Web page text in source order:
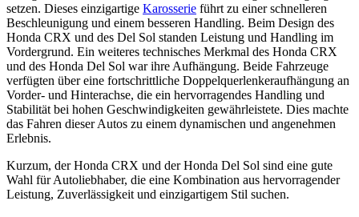
setzen. Dieses einzigartige Karosserie führt zu einer schnelleren
Beschleunigung und einem besseren Handling. Beim Design des
Honda CRX und des Del Sol standen Leistung und Handling im
Vordergrund. Ein weiteres technisches Merkmal des Honda CRX
und des Honda Del Sol war ihre Aufhängung. Beide Fahrzeuge
verfügten über eine fortschrittliche Doppelquerlenkeraufhängung an
Vorder- und Hinterachse, die ein hervorragendes Handling und
Stabilität bei hohen Geschwindigkeiten gewährleistete. Dies machte
das Fahren dieser Autos zu einem dynamischen und angenehmen
Erlebnis.
Kurzum, der Honda CRX und der Honda Del Sol sind eine gute
Wahl für Autoliebhaber, die eine Kombination aus hervorragender
Leistung, Zuverlässigkeit und einzigartigem Stil suchen.